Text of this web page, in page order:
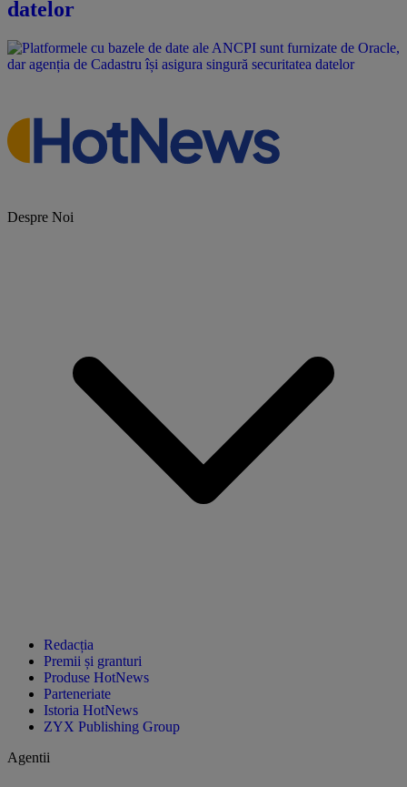
datelor
Despre Noi
Redacția
Premii și granturi
Produse HotNews
Parteneriate
Istoria HotNews
ZYX Publishing Group
Agentii